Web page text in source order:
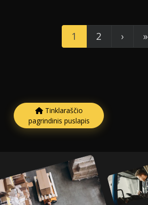
1 2 › »
Tinklaraščio
pagrindinis puslapis